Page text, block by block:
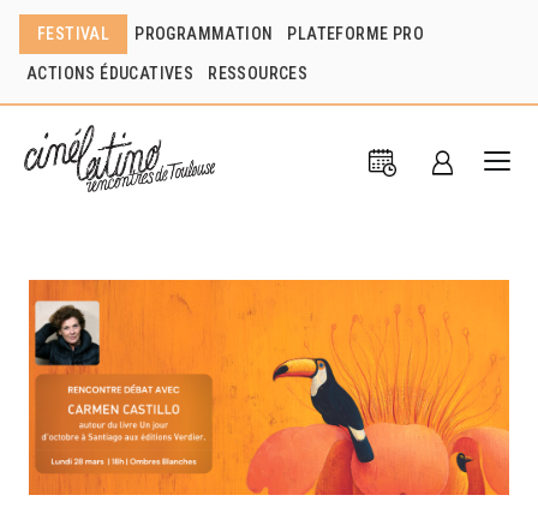
FESTIVAL PROGRAMMATION PLATEFORME PRO
ACTIONS ÉDUCATIVES RESSOURCES